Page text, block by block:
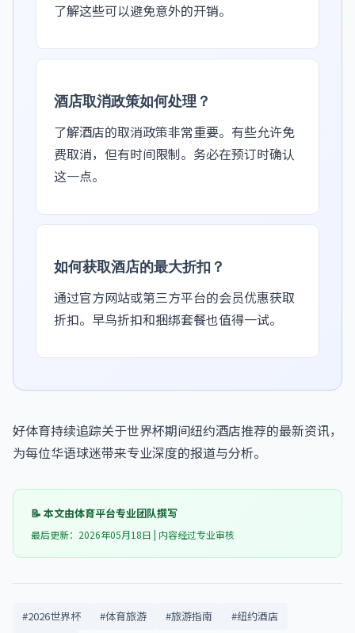
了解这些可以避免意外的开销。
酒店取消政策如何处理？
了解酒店的取消政策非常重要。有些允许免
费取消，但有时间限制。务必在预订时确认
这一点。
如何获取酒店的最大折扣？
通过官方网站或第三方平台的会员优惠获取
折扣。早鸟折扣和捆绑套餐也值得一试。
好体育持续追踪关于世界杯期间纽约酒店推荐的最新资讯，
为每位华语球迷带来专业深度的报道与分析。
📝 本文由体育平台专业团队撰写
最后更新：2026年05月18日 | 内容经过专业审核
#2026世界杯 #体育旅游 #旅游指南
#纽约酒店